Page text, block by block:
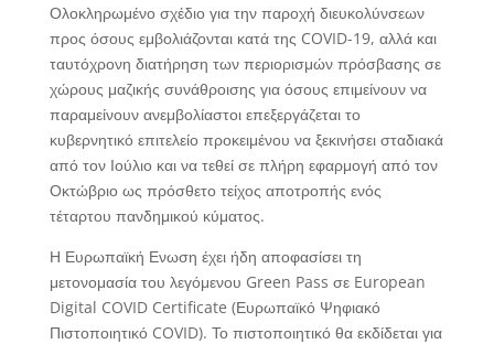
Ολοκληρωμένο σχέδιο για την παροχή διευκολύνσεων
προς όσους εμβολιάζονται κατά της COVID-19, αλλά και
ταυτόχρονη διατήρηση των περιορισμών πρόσβασης σε
χώρους μαζικής συνάθροισης για όσους επιμείνουν να
παραμείνουν ανεμβολίαστοι επεξεργάζεται το
κυβερνητικό επιτελείο προκειμένου να ξεκινήσει σταδιακά
από τον Ιούλιο και να τεθεί σε πλήρη εφαρμογή από τον
Οκτώβριο ως πρόσθετο τείχος αποτροπής ενός
τέταρτου πανδημικού κύματος.
Η Ευρωπαϊκή Ενωση έχει ήδη αποφασίσει τη
μετονομασία του λεγόμενου Green Pass σε European
Digital COVID Certificate (Ευρωπαϊκό Ψηφιακό
Πιστοποιητικό COVID). Το πιστοποιητικό θα εκδίδεται για